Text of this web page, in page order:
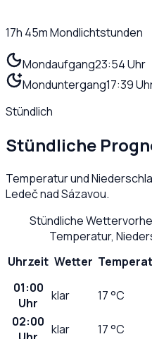
17h 45mMondlichtstunden
Mondaufgang23:54 Uhr
Monduntergang17:39
Stündlich
Stündliche
Temperatur und
Ledeč nad Sázavou.
Stündliche
Temperatur,
Uhrzeit Wetter
01:00
Uhr
klar 17°C
02:00 klar 17°C